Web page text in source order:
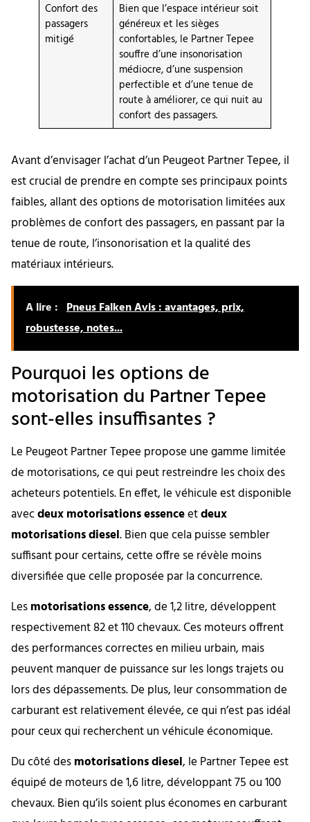
Confort des
passagers
mitigé
Bien que l’espace intérieur soit
généreux et les sièges
confortables, le Partner Tepee
souffre d’une insonorisation
médiocre, d’une suspension
perfectible et d’une tenue de
route à améliorer, ce qui nuit au
confort des passagers.
Avant d’envisager l’achat d’un Peugeot Partner Tepee, il
est crucial de prendre en compte ses principaux points
faibles, allant des options de motorisation limitées aux
problèmes de confort des passagers, en passant par la
tenue de route, l’insonorisation et la qualité des
matériaux intérieurs.
A lire : Pneus Falken Avis : avantages, prix,
robustesse, notes...
Pourquoi les options de
motorisation du Partner Tepee
sont-elles insuffisantes ?
Le Peugeot Partner Tepee propose une gamme limitée
de motorisations, ce qui peut restreindre les choix des
acheteurs potentiels. En effet, le véhicule est disponible
avecdeux motorisations essenceetdeux
motorisations diesel. Bien que cela puisse sembler
suffisant pour certains, cette offre se révèle moins
diversifiée que celle proposée par la concurrence.
Lesmotorisations essence, de 1,2 litre, développent
respectivement 82 et 110 chevaux. Ces moteurs offrent
des performances correctes en milieu urbain, mais
peuvent manquer de puissance sur les longs trajets ou
lors des dépassements. De plus, leur consommation de
carburant est relativement élevée, ce qui n’est pas idéal
pour ceux qui recherchent un véhicule économique.
Du côté desmotorisations diesel, le Partner Tepee est
équipé de moteurs de 1,6 litre, développant 75 ou 100
chevaux. Bien qu’ils soient plus économes en carburant